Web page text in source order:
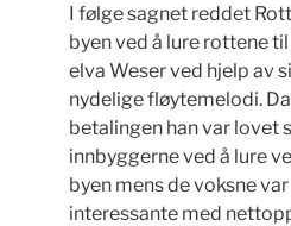
I følge sagnet reddet
byen ved å lure rottene
elva Weser ved hjelp av
nydelige fløytemelodi.
betalingen han var lovet
innbyggerne ved å lure
byen mens de voksne
interessante med